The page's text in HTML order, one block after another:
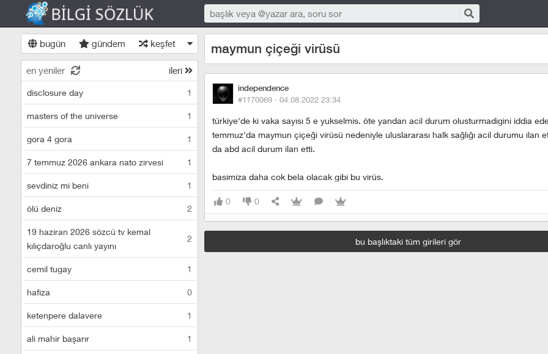
bugün gündem keşfet
en yeniler ileri
disclosure day 1
masters of the universe 1
gora 4 gora 1
7 temmuz 2026 ankara nato zirvesi 1
sevdiniz mi beni 1
ölü deniz 2
19 haziran 2026 sözcü tv kemal
kılıçdaroğlu canlı yayını
2
cemil tugay 1
hafiza 0
ketenpere dalavere 1
ali mahir başarır 1
maymun çiçeği virüsü
independence
#1170069 · 04.08.2022 23:34
türkiye'de ki vaka sayısı 5 e yukselmis. öte yandan acil durum olusturmadigini iddia
temmuz'da maymun çiçeği virüsü nedeniyle uluslararası halk sağlığı acil durumu ilan
da abd acil durum ilan etti.
basimiza daha cok bela olacak gibi bu virüs.
0 0
bu başlıktaki tüm girileri gör